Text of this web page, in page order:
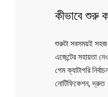
কীভাবে শুরু
শুরুটা সবসময়ই সহজ
এজেন্টের সহায়তা
গেম ক্যাটাগরি
নোটিফিকেশন, দ্রুত